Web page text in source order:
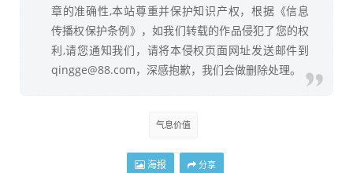
章的准确性,本站尊重并保护知识产权，根据《信息
传播权保护条例》，如我们转载的作品侵犯了您的权
利,请您通知我们，请将本侵权页面网址发送邮件到
qingge@88.com，深感抱歉，我们会做删除处理。
气息价值
海报 分享